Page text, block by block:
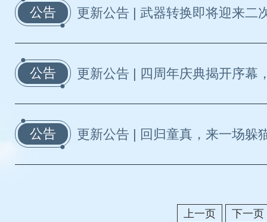
公告 更新公告 | 武器转换即将迎来二
公告 更新公告 | 四周年庆典揭开序幕
公告 更新公告 | 回归童真，来一场躲
上一页 下一页